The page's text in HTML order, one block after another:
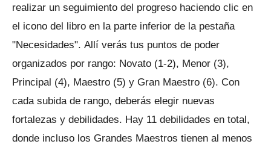
realizar un seguimiento del progreso haciendo clic en
el icono del libro en la parte inferior de la pestaña
"Necesidades". Allí verás tus puntos de poder
organizados por rango: Novato (1-2), Menor (3),
Principal (4), Maestro (5) y Gran Maestro (6). Con
cada subida de rango, deberás elegir nuevas
fortalezas y debilidades. Hay 11 debilidades en total,
donde incluso los Grandes Maestros tienen al menos